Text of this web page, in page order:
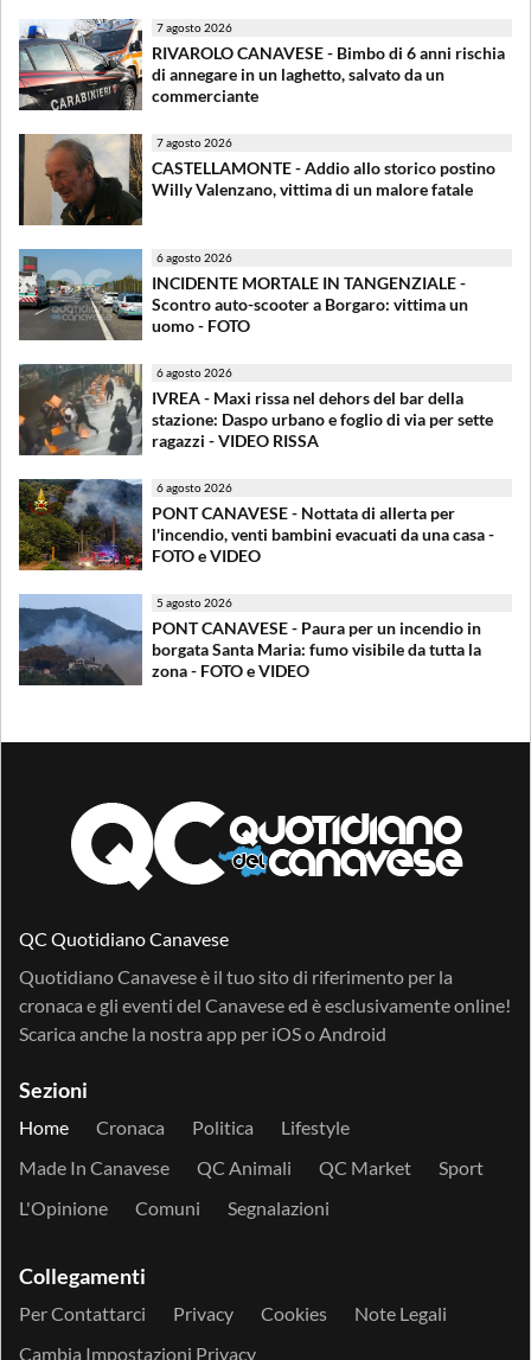
7 agosto 2026
RIVAROLO CANAVESE - Bimbo di 6 anni rischia
di annegare in un laghetto, salvato da un
commerciante
7 agosto 2026
CASTELLAMONTE - Addio allo storico postino
Willy Valenzano, vittima di un malore fatale
6 agosto 2026
INCIDENTE MORTALE IN TANGENZIALE -
Scontro auto-scooter a Borgaro: vittima un
uomo - FOTO
6 agosto 2026
IVREA - Maxi rissa nel dehors del bar della
stazione: Daspo urbano e foglio di via per sette
ragazzi - VIDEO RISSA
6 agosto 2026
PONT CANAVESE - Nottata di allerta per
l'incendio, venti bambini evacuati da una casa -
FOTO e VIDEO
5 agosto 2026
PONT CANAVESE - Paura per un incendio in
borgata Santa Maria: fumo visibile da tutta la
zona - FOTO e VIDEO
QC Quotidiano Canavese
Quotidiano Canavese è il tuo sito di riferimento per la
cronaca e gli eventi del Canavese ed è esclusivamente online!
Scarica anche la nostra app per iOSo Android
Sezioni
Home Cronaca Politica
Lifestyle
Made In Canavese
QC Animali QC Market
Sport
L'Opinione
Comuni Segnalazioni
Collegamenti
Per Contattarci Privacy Cookies
Note Legali
Cambia Impostazioni Privacy